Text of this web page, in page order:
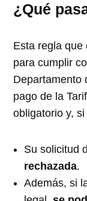
¿Qué
Esta regla que
para cumplir
Departamento
pago de la
obligatorio y,
Su solicitud
rechazada.
Además, si